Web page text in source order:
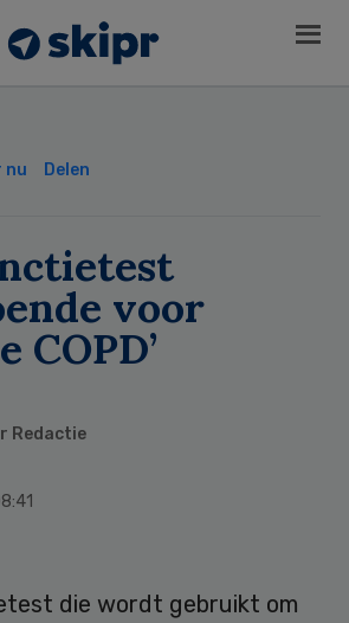
nu Delen
voor
COPD’
Redactie
die wordt gebruikt om